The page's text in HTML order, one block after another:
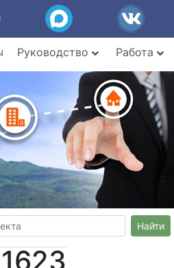
Руководство Работа
Найти